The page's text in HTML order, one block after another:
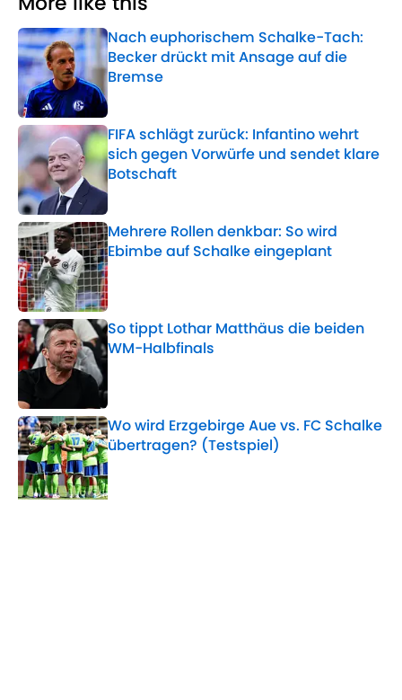
Nach euphorischem Schalke-Tach:
Becker drückt mit Ansage auf die
Bremse
Published by on Invalid Date
FIFA schlägt zurück: Infantino wehrt
sich gegen Vorwürfe und sendet klare
Botschaft
Published by on Invalid Date
Mehrere Rollen denkbar: So wird
Ebimbe auf Schalke eingeplant
Published by on Invalid Date
So tippt Lothar Matthäus die beiden
WM-Halbfinals
Wo wird Erzgebirge Aue vs. FC Schalke
übertragen? (Testspiel)
Published by on Invalid Date